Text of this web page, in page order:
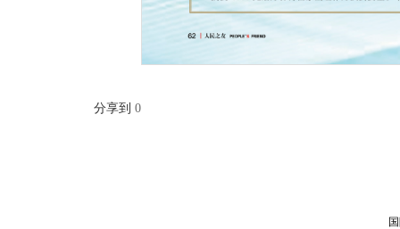
分享到 0